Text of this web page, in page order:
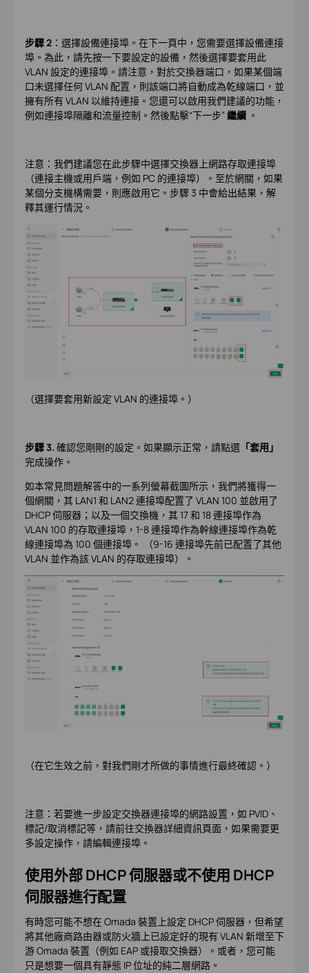
步驟 2：選擇設備連接埠。在下一頁中，您需要選擇設備連接
埠。為此，請先按一下要設定的設備，然後選擇要套用此
VLAN 設定的連接埠。請注意，對於交換器端口，如果某個端
口未選擇任何 VLAN 配置，則該端口將自動成為乾線端口，並
擁有所有 VLAN 以維持連接。您還可以啟用我們建議的功能，
例如連接埠隔離和流量控制。然後點擊“下一步” 繼續。
注意：我們建議您在此步驟中選擇交換器上網路存取連接埠
（連接主機或用戶端，例如 PC 的連接埠）。至於網關，如果
某個分支機構需要，則應啟用它。步驟 3 中會給出結果，解
釋其運行情況。
（選擇要套用新設定 VLAN 的連接埠。）
步驟 3. 確認您剛剛的設定。如果顯示正常，請點選「套用」
完成操作。
如本常見問題解答中的一系列螢幕截圖所示，我們將獲得一
個網關，其 LAN1 和 LAN2 連接埠配置了 VLAN 100 並啟用了
DHCP 伺服器；以及一個交換機，其 17 和 18 連接埠作為
VLAN 100 的存取連接埠，1-8 連接埠作為幹線連接埠作為乾
線連接埠為 100 個連接埠。 （9-16 連接埠先前已配置了其他
VLAN 並作為該 VLAN 的存取連接埠）。
（在它生效之前，對我們剛才所做的事情進行最終確認。）
注意：若要進一步設定交換器連接埠的網路設置，如 PVID、
標記/取消標記等，請前往交換器詳細資訊頁面，如果需要更
多設定操作，請編輯連接埠。
使用外部 DHCP 伺服器或不使用 DHCP
伺服器進行配置
有時您可能不想在 Omada 裝置上設定 DHCP 伺服器，但希望
將其他廠商路由器或防火牆上已設定好的現有 VLAN 新增至下
游 Omada 裝置（例如 EAP 或接取交換器）。或者，您可能
只是想要一個具有靜態 IP 位址的純二層網路。